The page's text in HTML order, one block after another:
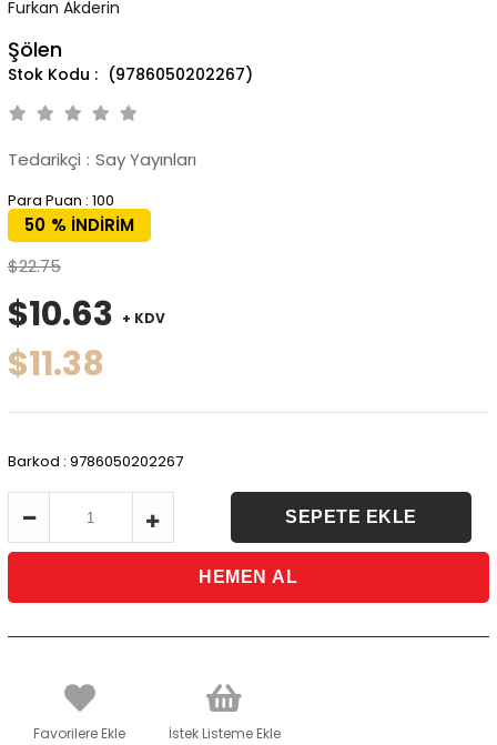
Furkan Akderin
Şölen
(9786050202267)
Tedarikçi : Say Yayınları
Para Puan : 100
%
50
İNDIRIM
$22.75
$10.63 + KDV
$11.38
Barkod : 9786050202267
Favorilere Ekle İstek Listeme Ekle